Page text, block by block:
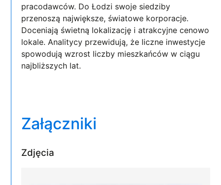
pracodawców. Do Łodzi swoje siedziby
przenoszą największe, światowe korporacje.
Doceniają świetną lokalizację i atrakcyjne cenowo
lokale. Analitycy przewidują, że liczne inwestycje
spowodują wzrost liczby mieszkańców w ciągu
najbliższych lat.
Załączniki
Zdjęcia